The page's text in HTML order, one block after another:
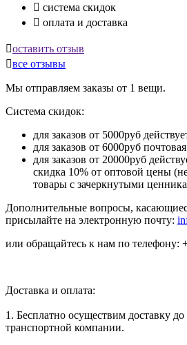
 система скидок
 оплата и доставка
оставить отзыв
все отзывы
Мы отправляем заказы от 1 вещи.
Система скидок:
для заказов от 5000руб
для заказов от 6000руб
для заказов от 20000руб
скидка 10% от оптовой цены
товары с зачеркнутыми
Дополнительные вопросы,
присылайте на электронную почту:
или обращайтесь к нам по телефону:
Доставка и оплата:
1. Бесплатно осуществим доставку до
транспортной компании.